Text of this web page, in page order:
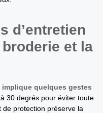
d’entretien
et la
quelques gestes
30 degrés pour éviter toute
protection préserve la